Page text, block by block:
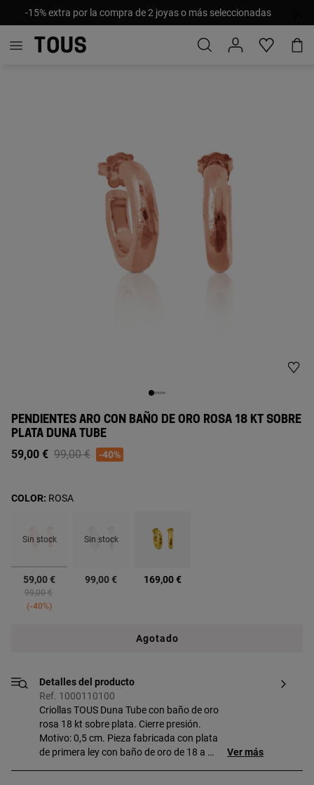
-15% extra por la compra de 2 joyas o más seleccionadas
PENDIENTES ARO CON BAÑO DE ORO ROSA 18 KT SOBRE
PLATA DUNA TUBE
59,00 € Price reduced from
99,00 €to-40%
Sin stock
seleccionado
59,00 €
Price reduced from
99,00 €to
-40%
Sin stock
99,00 € 169,00 €
COLOR: ROSA
Agotado
Detalles del producto
Ref. 1000110100
Criollas TOUS Duna Tube con baño de oro
rosa 18 kt sobre plata. Cierre presión.
Motivo: 0,5 cm. Pieza fabricada con plata
de primera ley con baño de oro de 18 a 23
Ver más